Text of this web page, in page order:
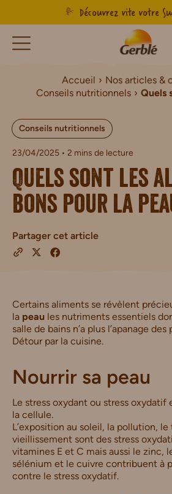
Découvrez vite votre
Accueil
Nos articles &
Conseils nutritionnels
Conseils nutritionnels
23/04/2025 • 2 mins de lecture
Quels sont les
bons pour la
Partager cet article
Certains aliments se révèlent
la peau les nutriments essentiels
salle de bains n’a plus l’apanage
Détour par la cuisine.
Nourrir sa peau
Le stress oxydant ou stress oxydatif
la cellule.
L’exposition au soleil, la pollution, le
vieillissement sont des stress
vitamines E et C mais aussi le zinc,
sélénium et le cuivre contribuent à
contre le stress oxydatif.